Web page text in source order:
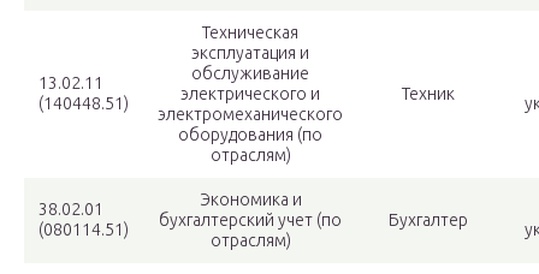
13.02.11
(140448.51)
Техническая
эксплуатация и
обслуживание
электрического и
электромеханического
оборудования (по
отраслям)
Техник
38.02.01
(080114.51)
Экономика и
бухгалтерский учет (по
отраслям)
Бухгалтер